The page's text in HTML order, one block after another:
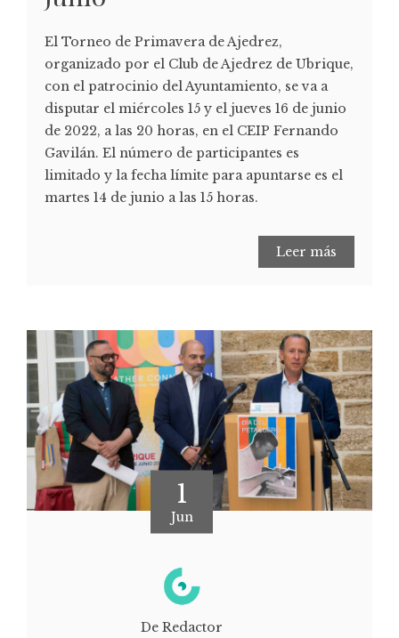
El Torneo de Primavera de Ajedrez,
organizado por el Club de Ajedrez de Ubrique,
con el patrocinio del Ayuntamiento, se va a
disputar el miércoles 15 y el jueves 16 de junio
de 2022, a las 20 horas, en el CEIP Fernando
Gavilán. El número de participantes es
limitado y la fecha límite para apuntarse es el
martes 14 de junio a las 15 horas.
Leer más
1
Jun
De Redactor